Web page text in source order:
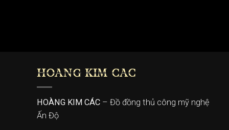
HOÀNG KIM CÁC
HOÀNG KIM CÁC – Đồ đồng thủ công mỹ nghệ
Ấn Độ